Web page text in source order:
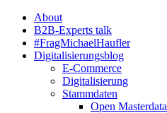
About
B2B-Experts talk
#FragMichaelHaufler
Digitalisierungsblog
E-Commerce
Digitalisierung
Stammdaten
Open Masterdata